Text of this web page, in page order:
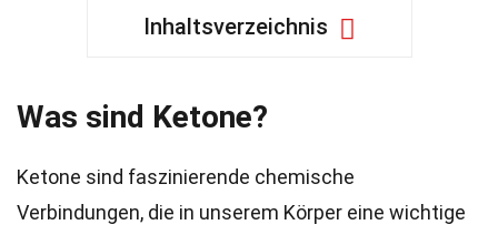
Inhaltsverzeichnis
Was sind Ketone?
Ketone sind faszinierende chemische
Verbindungen, die in unserem Körper eine wichtige